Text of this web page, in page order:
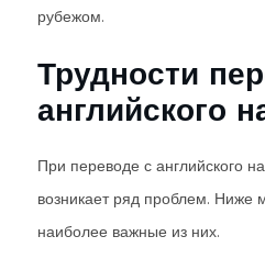
рубежом.
Трудности
английского
При переводе с английского
возникает ряд проблем. Ниже
наиболее важные из них.